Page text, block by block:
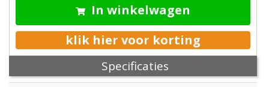
In winkelwagen
klik hier voor korting
Specificaties